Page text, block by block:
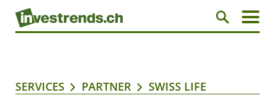
SERVICES PARTNER SWISS LIFE